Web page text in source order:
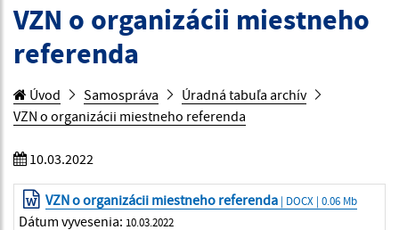
VZN o organizácii miestneho
referenda
Úvod Samospráva
Úradná tabuľa archív
VZN o organizácii miestneho referenda
10.03.2022
VZN o organizácii miestneho referenda | DOCX | 0.06 Mb
Dátum vyvesenia: 10.03.2022